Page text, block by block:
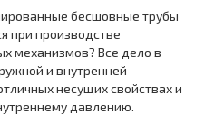
бесшовные трубы
при производстве
механизмов? Все дело в
и внутренней
несущих свойствах и
давлению.